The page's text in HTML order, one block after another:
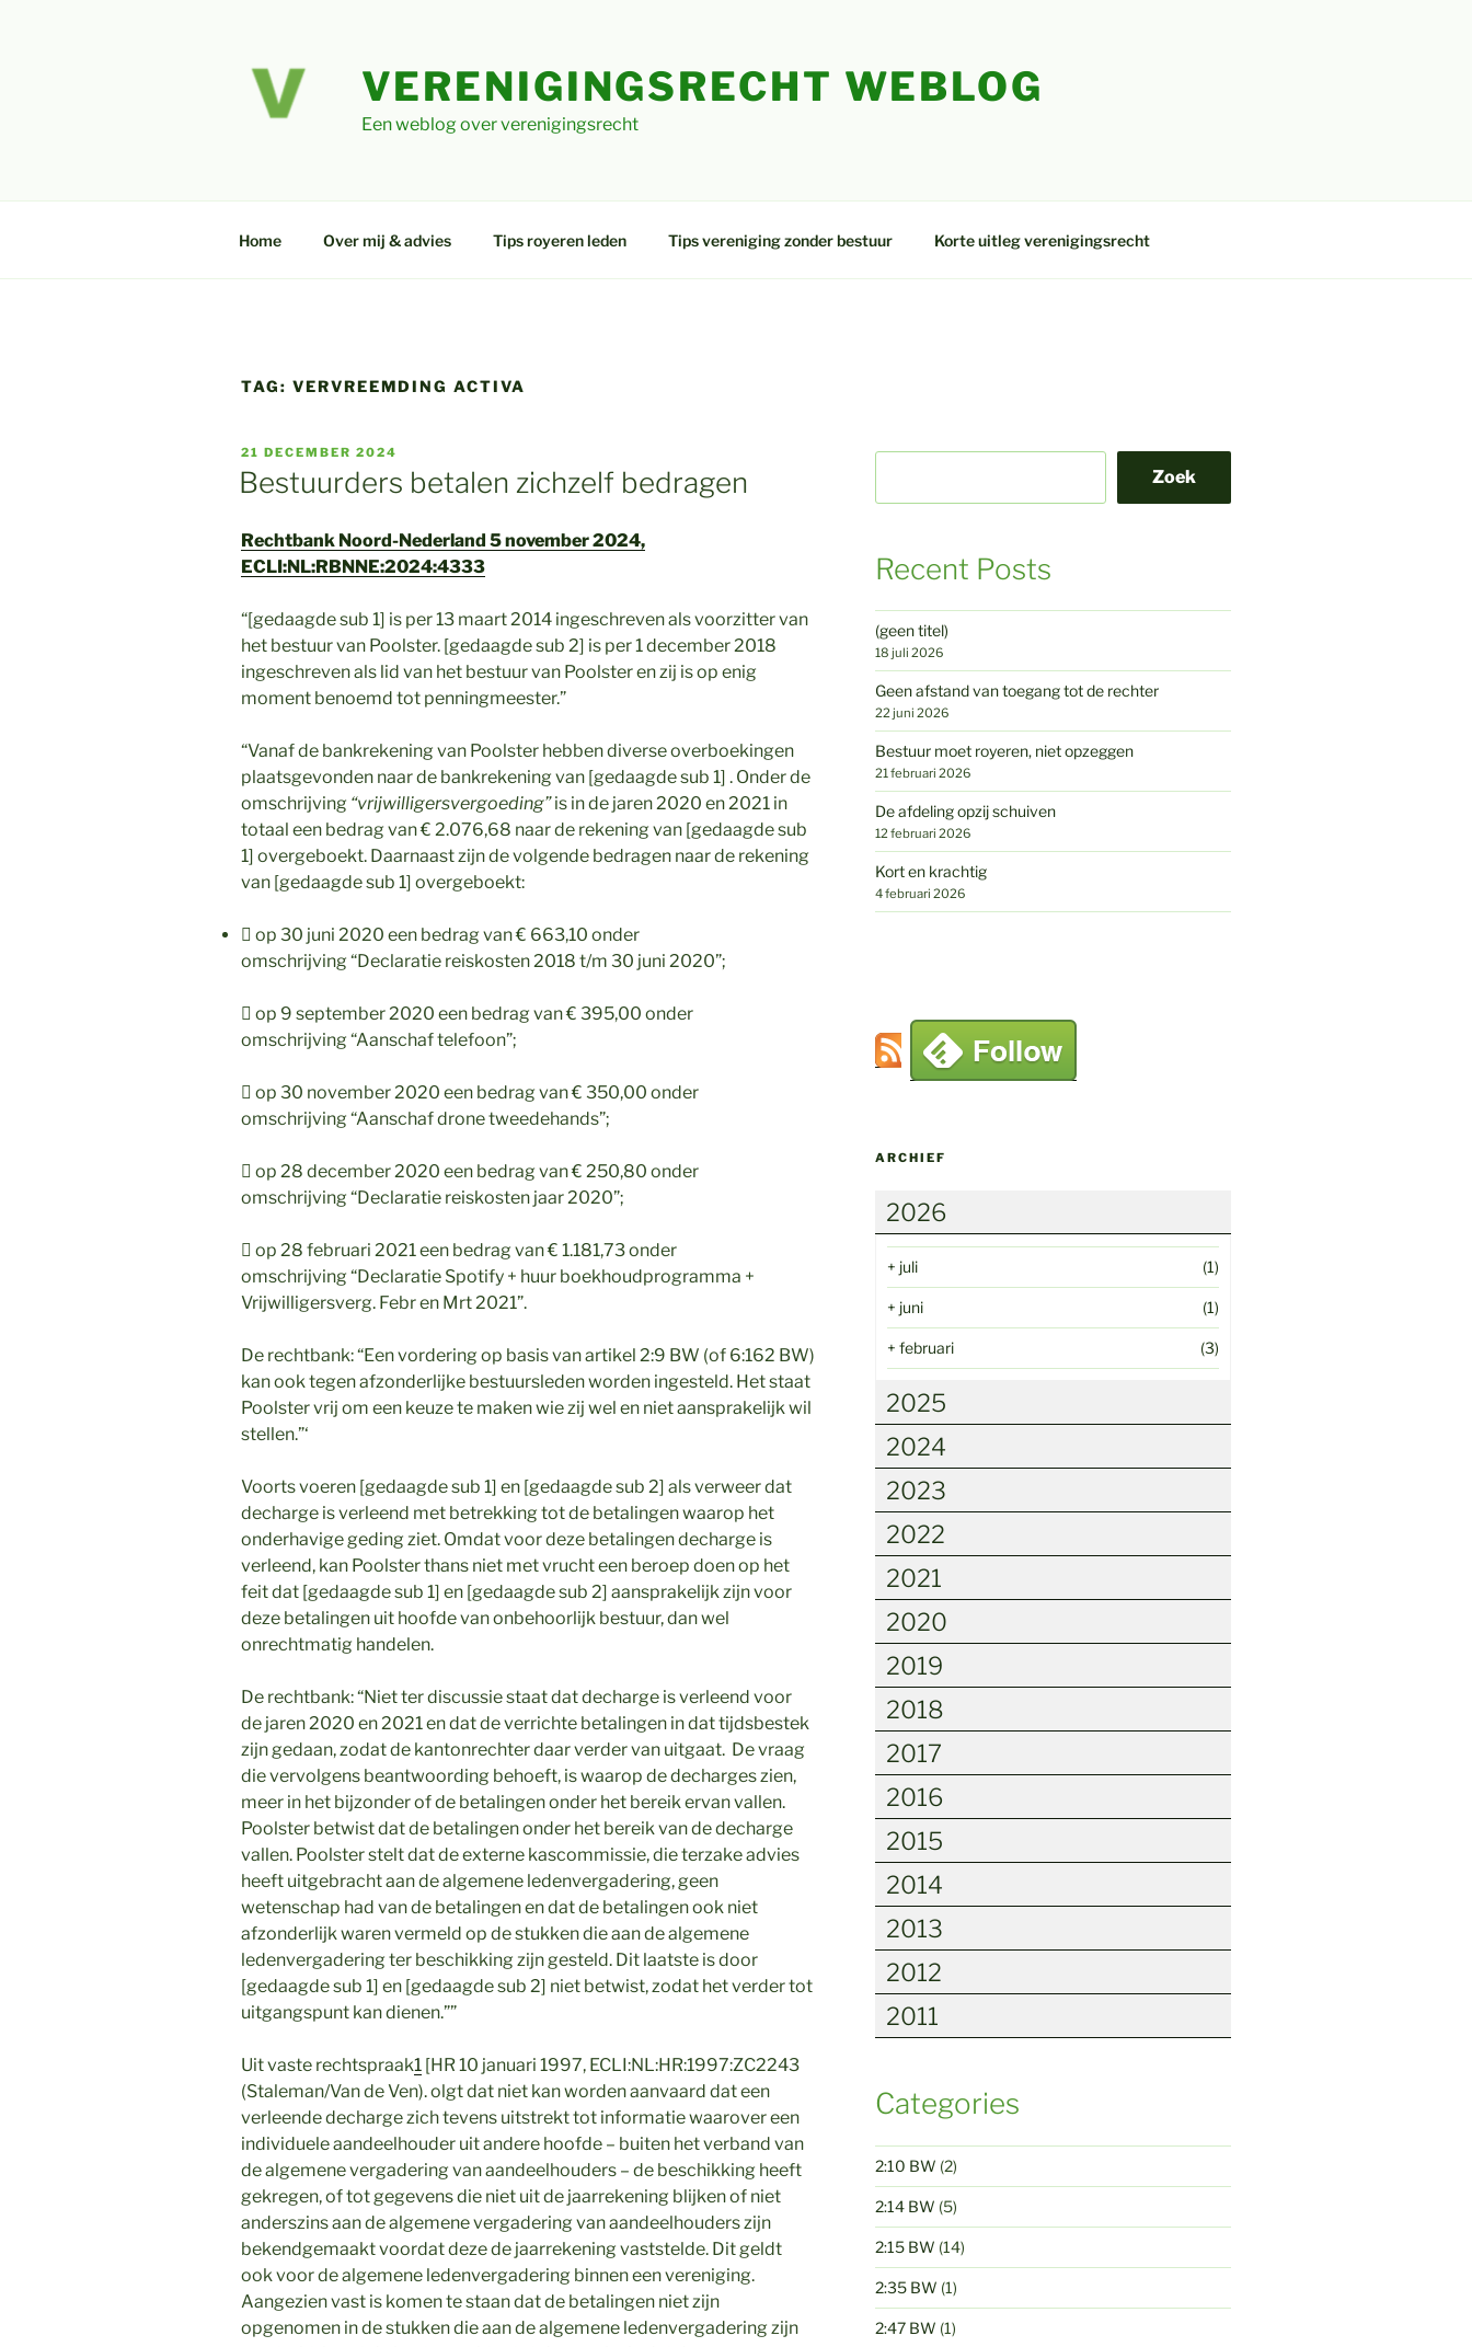
VERENIGINGSRECHT WEBLOG
Een weblog over verenigingsrecht
Home Over mij & advies Tips royeren leden Tips vereniging zonder bestuur Korte uitleg verenigingsrecht
TAG: VERVREEMDING ACTIVA
GEPLAATST
OP
21 DECEMBER 2024
Bestuurders betalen zichzelf bedragen
Rechtbank Noord-Nederland 5 november 2024,
ECLI:NL:RBNNE:2024:4333
“[gedaagde sub 1] is per 13 maart 2014 ingeschreven als voorzitter van
het bestuur van Poolster. [gedaagde sub 2] is per 1 december 2018
ingeschreven als lid van het bestuur van Poolster en zij is op enig
moment benoemd tot penningmeester.”
“Vanaf de bankrekening van Poolster hebben diverse overboekingen
plaatsgevonden naar de bankrekening van [gedaagde sub 1] . Onder de
omschrijving “vrijwilligersvergoeding”is in de jaren 2020 en 2021 in
totaal een bedrag van € 2.076,68 naar de rekening van [gedaagde sub
1] overgeboekt. Daarnaast zijn de volgende bedragen naar de rekening
van [gedaagde sub 1] overgeboekt:
 op 30 juni 2020 een bedrag van € 663,10 onder
omschrijving“Declaratie reiskosten 2018 t/m 30 juni 2020”;
 op 9 september 2020 een bedrag van € 395,00 onder
omschrijving“Aanschaf telefoon”;
 op 30 november 2020 een bedrag van € 350,00 onder
omschrijving“Aanschaf drone tweedehands”;
 op 28 december 2020 een bedrag van € 250,80 onder
omschrijving“Declaratie reiskosten jaar 2020”;
 op 28 februari 2021 een bedrag van € 1.181,73 onder
omschrijving“Declaratie Spotify + huur boekhoudprogramma +
Vrijwilligersverg. Febr en Mrt 2021”.
De rechtbank: “Een vordering op basis van artikel 2:9 BW (of 6:162 BW)
kan ook tegen afzonderlijke bestuursleden worden ingesteld. Het staat
Poolster vrij om een keuze te maken wie zij wel en niet aansprakelijk wil
stellen.”‘
Voorts voeren [gedaagde sub 1] en [gedaagde sub 2] als verweer dat
decharge is verleend met betrekking tot de betalingen waarop het
onderhavige geding ziet. Omdat voor deze betalingen decharge is
verleend, kan Poolster thans niet met vrucht een beroep doen op het
feit dat [gedaagde sub 1] en [gedaagde sub 2] aansprakelijk zijn voor
deze betalingen uit hoofde van onbehoorlijk bestuur, dan wel
onrechtmatig handelen.
De rechtbank: “Niet ter discussie staat dat decharge is verleend voor
de jaren 2020 en 2021 en dat de verrichte betalingen in dat tijdsbestek
zijn gedaan, zodat de kantonrechter daar verder van uitgaat. De vraag
die vervolgens beantwoording behoeft, is waarop de decharges zien,
meer in het bijzonder of de betalingen onder het bereik ervan vallen.
Poolster betwist dat de betalingen onder het bereik van de decharge
vallen. Poolster stelt dat de externe kascommissie, die terzake advies
heeft uitgebracht aan de algemene ledenvergadering, geen
wetenschap had van de betalingen en dat de betalingen ook niet
afzonderlijk waren vermeld op de stukken die aan de algemene
ledenvergadering ter beschikking zijn gesteld. Dit laatste is door
[gedaagde sub 1] en [gedaagde sub 2] niet betwist, zodat het verder tot
uitgangspunt kan dienen.””
Uit vaste rechtspraak1 [HR 10 januari 1997, ECLI:NL:HR:1997:ZC2243
(Staleman/Van de Ven). olgt dat niet kan worden aanvaard dat een
verleende decharge zich tevens uitstrekt tot informatie waarover een
individuele aandeelhouder uit andere hoofde – buiten het verband van
de algemene vergadering van aandeelhouders – de beschikking heeft
gekregen, of tot gegevens die niet uit de jaarrekening blijken of niet
anderszins aan de algemene vergadering van aandeelhouders zijn
bekendgemaakt voordat deze de jaarrekening vaststelde. Dit geldt
ook voor de algemene ledenvergadering binnen een vereniging.
Aangezien vast is komen te staan dat de betalingen niet zijn
opgenomen in de stukken die aan de algemene ledenvergadering zijn
Zoek
Recent Posts
(geen titel)
18 juli 2026
Geen afstand van toegang tot de rechter
22 juni 2026
Bestuur moet royeren, niet opzeggen
21 februari 2026
De afdeling opzij schuiven
12 februari 2026
Kort en krachtig
4 februari 2026
ARCHIEF
2026
+ juli (1)
+ juni (1)
+ februari (3)
2025
2024
2023
2022
2021
2020
2019
2018
2017
2016
2015
2014
2013
2012
2011
Categories
2:10 BW (2)
2:14 BW (5)
2:15 BW (14)
2:35 BW (1)
2:47 BW (1)